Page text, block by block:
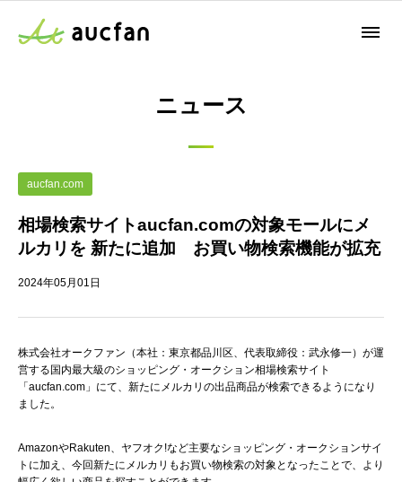
ニュース
aucfan.com
相場検索サイトaucfan.comの対象モールにメ
ルカリを 新たに追加 お買い物検索機能が拡充
2024年05月01日
株式会社オークファン（本社：東京都品川区、代表取締役：武永修一）が運
営する国内最大級のショッピング・オークション相場検索サイト
「aucfan.com」にて、新たにメルカリの出品商品が検索できるようになり
ました。
AmazonやRakuten、ヤフオク!など主要なショッピング・オークションサイ
トに加え、今回新たにメルカリもお買い物検索の対象となったことで、より